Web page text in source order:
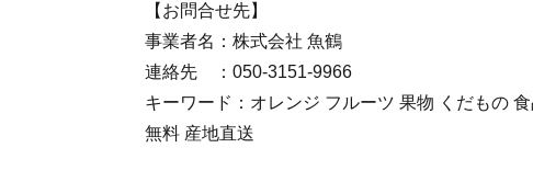
【お問合せ先】
事業者名：株式会社 魚鶴
連絡先 ：050-3151-9966
キーワード：オレンジ フルーツ 果物 くだもの
無料 産地直送